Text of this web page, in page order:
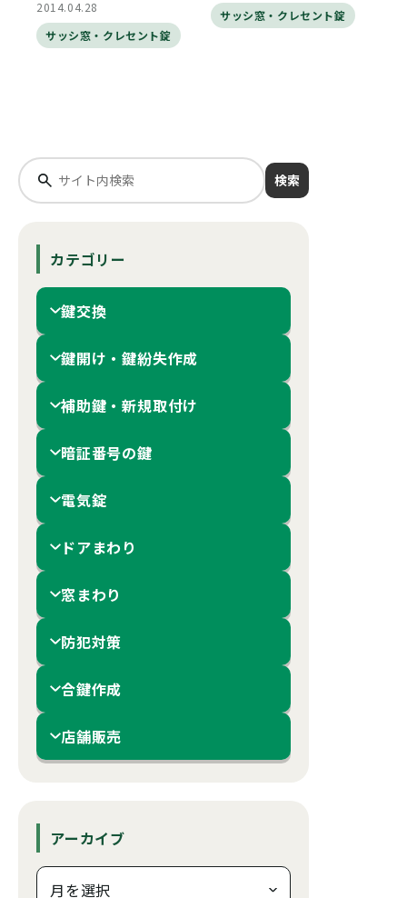
2014.04.28
サッシ窓・クレセント錠
サッシ窓・クレセント錠
検索
カテゴリー
鍵交換
鍵開け・鍵紛失作成
補助鍵・新規取付け
暗証番号の鍵
電気錠
ドアまわり
窓まわり
防犯対策
合鍵作成
店舗販売
アーカイブ